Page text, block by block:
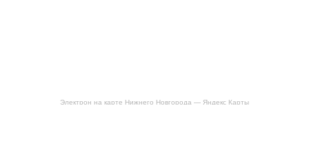
Электрон на карте Нижнего Новгорода — Яндекс Карты